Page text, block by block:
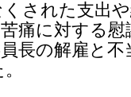
された支出
痛に対する
長の解雇と